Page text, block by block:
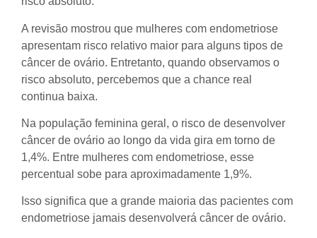
A revisão mostrou que mulheres com endometriose
apresentam risco relativo maior para alguns tipos de
câncer de ovário. Entretanto, quando observamos o
risco absoluto, percebemos que a chance real
continua baixa.
Na população feminina geral, o risco de desenvolver
câncer de ovário ao longo da vida gira em torno de
1,4%. Entre mulheres com endometriose, esse
percentual sobe para aproximadamente 1,9%.
Isso significa que a grande maioria das pacientes com
endometriose jamais desenvolverá câncer de ovário.